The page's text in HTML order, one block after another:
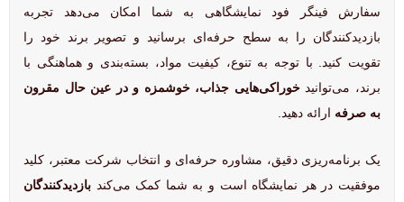
سفارش فینگر فود نمایشگاهی به شما امکان می‌دهد تجربه
بازدیدکنندگان را به سطح حرفه‌ای برسانید و تصویر برند خود را
تقویت کنید. با توجه به تنوع، کیفیت مواد، بسته‌بندی و هماهنگی با
برند، می‌توانیدخوراکی‌هایی جذاب، خوشمزه و در عین حال مقرون
به صرفه ارائه دهید.
یک برنامه‌ریزی دقیق، مشاوره حرفه‌ای و انتخاب شرکت معتبر، کلید
موفقیت در هر نمایشگاه است و به شما کمک می‌کند بازدیدکنندگان